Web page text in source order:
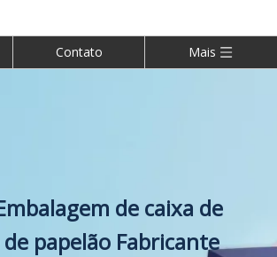
Contato Mais
de caixa de
papelão Fabricante